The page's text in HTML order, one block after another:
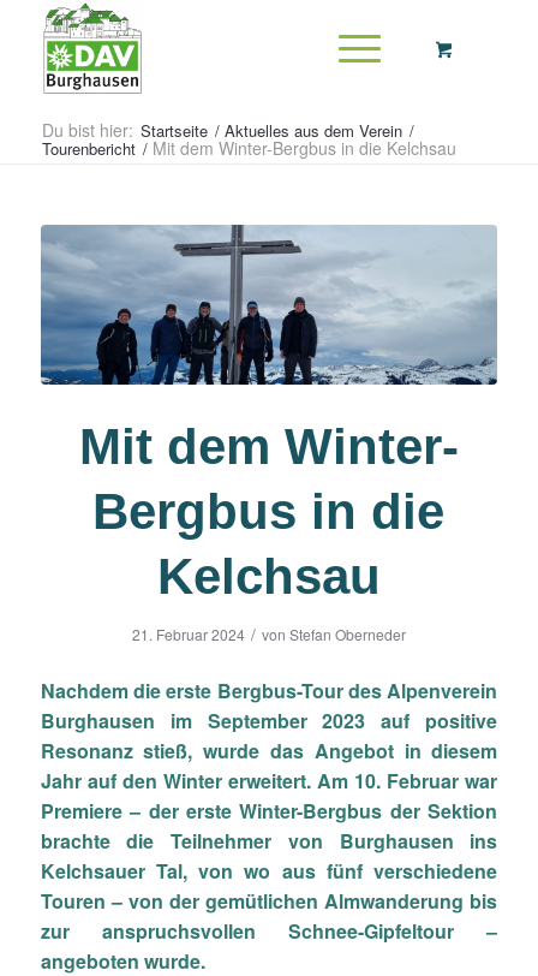
Du bist hier: Startseite / Aktuelles aus dem Verein /
Tourenbericht / Mit dem Winter-Bergbus in die Kelchsau
Mit dem Winter-
Bergbus in die
Kelchsau
21. Februar 2024 / von Stefan Oberneder
Nachdem die erste Bergbus-Tour des Alpenverein
Burghausen im September 2023 auf positive
Resonanz stieß, wurde das Angebot in diesem
Jahr auf den Winter erweitert. Am 10. Februar war
Premiere – der erste Winter-Bergbus der Sektion
brachte die Teilnehmer von Burghausen ins
Kelchsauer Tal, von wo aus fünf verschiedene
Touren – von der gemütlichen Almwanderung bis
zur anspruchsvollen Schnee-Gipfeltour –
angeboten wurde.